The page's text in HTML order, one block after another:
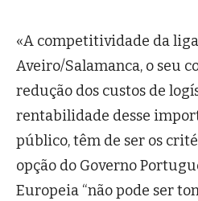
«A competitividade da
Aveiro/Salamanca, o seu
redução dos custos de
rentabilidade desse
público, têm de ser os
opção do Governo
Europeia “não pode ser